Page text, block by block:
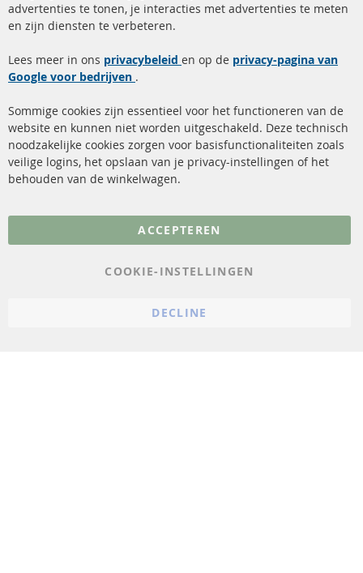
Snelle links
Roetfilter reiniging
Katalysator (KAT)
sensoren
FAQ
Kundenservice
Verzendingskosten
Contact
Annuleer contract
Gegevensbescherming
advertenties te tonen, je interacties met advertenties te meten
en zijn diensten te verbeteren.
Lees meer in ons privacybeleid en op de privacy-pagina van
Google voor bedrijven .
Sommige cookies zijn essentieel voor het functioneren van de
website en kunnen niet worden uitgeschakeld. Deze technisch
noodzakelijke cookies zorgen voor basisfunctionaliteiten zoals
veilige logins, het opslaan van je privacy-instellingen of het
behouden van de winkelwagen.
ACCEPTEREN
COOKIE-INSTELLINGEN
DECLINE